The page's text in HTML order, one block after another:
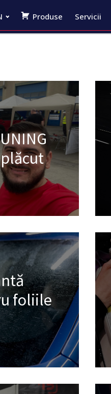
Produse Servicii
plăcut
foliile